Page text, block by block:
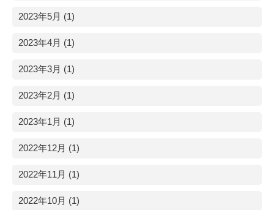
2023年5月 (1)
2023年4月 (1)
2023年3月 (1)
2023年2月 (1)
2023年1月 (1)
2022年12月 (1)
2022年11月 (1)
2022年10月 (1)